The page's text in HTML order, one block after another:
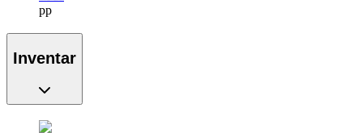
pp
Inventar